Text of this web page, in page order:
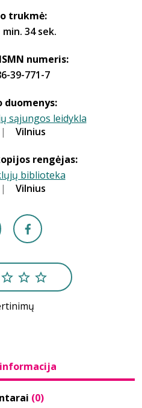
trukmė:
min. 34 sek.
numeris:
39-771-7
duomenys:
sąjungos leidykla
| Vilnius
rengėjas:
biblioteka
| Vilnius
(0)